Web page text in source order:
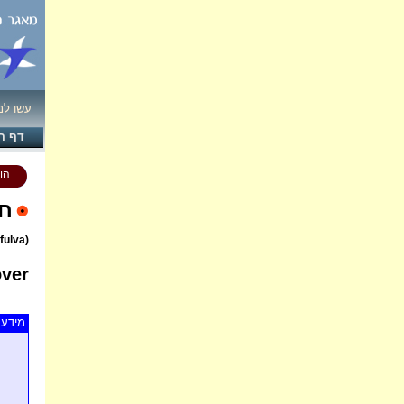
עשו
דף
(Pluvialis fulva)